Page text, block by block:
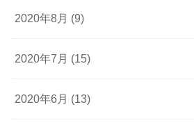
2020年8月 (9)
2020年7月 (15)
2020年6月 (13)